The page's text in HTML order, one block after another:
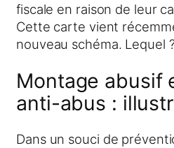
fiscale en raison de leur
Cette carte vient
nouveau schéma. Lequel
Montage abusif
anti-abus :
Dans un souci de